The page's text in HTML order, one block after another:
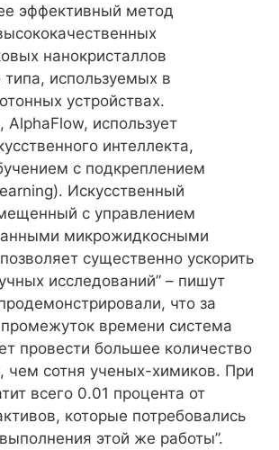
эффективный метод
нанокристаллов
используемых в
устройствах.
использует
интеллекта,
с подкреплением
Искусственный
с управлением
микрожидкосными
существенно ускорить
исследований” – пишут
что за
времени система
провести большее количество
чем сотня ученых-химиков. При
всего 0.01 процента от
которые потребовались
этой же работы”.